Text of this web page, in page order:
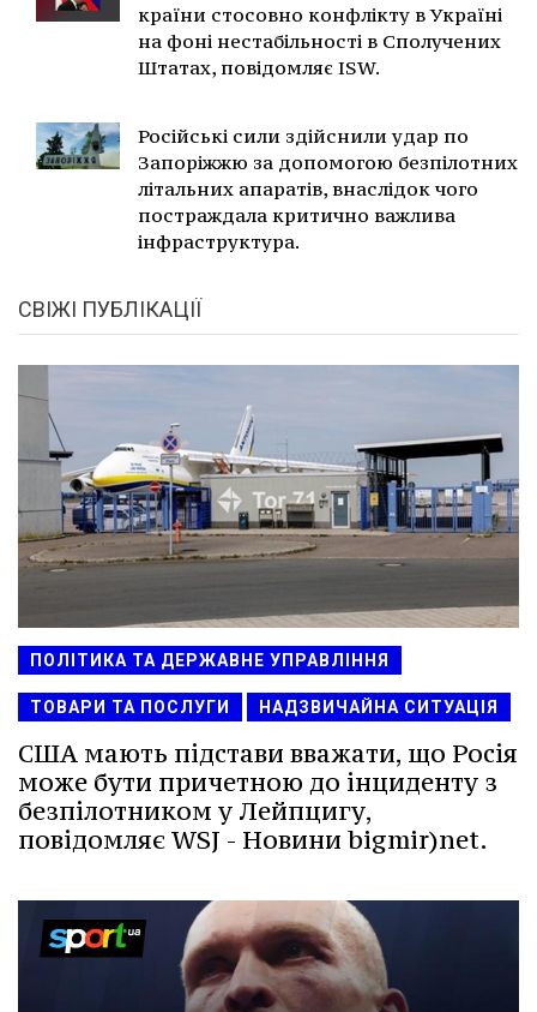
країни стосовно конфлікту в Україні
на фоні нестабільності в Сполучених
Штатах, повідомляє ISW.
Російські сили здійснили удар по
Запоріжжю за допомогою безпілотних
літальних апаратів, внаслідок чого
постраждала критично важлива
інфраструктура.
СВІЖІ ПУБЛІКАЦІЇ
ПОЛІТИКА ТА ДЕРЖАВНЕ УПРАВЛІННЯ
ТОВАРИ ТА ПОСЛУГИ НАДЗВИЧАЙНА СИТУАЦІЯ
США мають підстави вважати, що Росія
може бути причетною до інциденту з
безпілотником у Лейпцигу,
повідомляє WSJ - Новини bigmir)net.